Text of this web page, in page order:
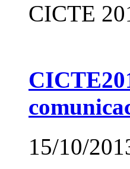
CICTE
15/10/